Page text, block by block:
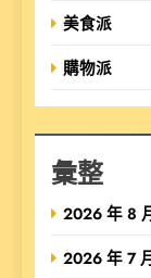
美食派
購物派
彙整
2026 年 8
2026 年 7